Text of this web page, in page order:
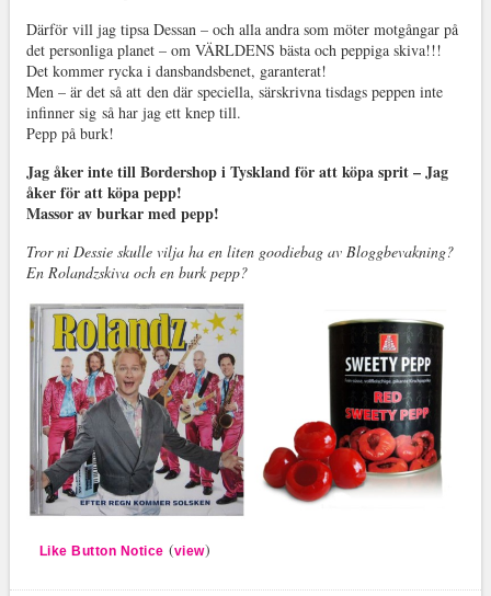
Därför vill jag tipsa Dessan – och alla andra som möter motgångar på
det personliga planet – om VÄRLDENS bästa och peppiga skiva!!!
Det kommer rycka i dansbandsbenet, garanterat!
Men – är det så att den där speciella, särskrivna tisdags peppen inte
infinner sig så har jag ett knep till.
Pepp på burk!
Jag åker inte till Bordershop i Tyskland för att köpa sprit – Jag
åker för att köpa pepp!
Massor av burkar med pepp!
Tror ni Dessie skulle vilja ha en liten goodiebag av Bloggbevakning?
En Rolandzskiva och en burk pepp?
Like Button Notice (view)